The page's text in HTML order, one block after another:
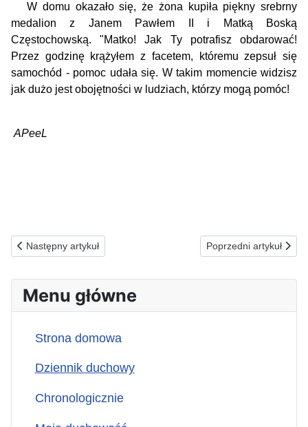
W domu okazało się, że żona kupiła piękny srebrny
medalion z Janem Pawłem II i Matką Boską
Częstochowską. "Matko! Jak Ty potrafisz obdarować!
Przez godzinę krążyłem z facetem, któremu zepsuł się
samochód - pomoc udała się. W takim momencie widzisz
jak dużo jest obojętności w ludziach, którzy mogą pomóc!
APeeL
Poprzednia strona: 10.02.1991(n) Najważniejsza jest modlitwa...
Następny artykuł Następna strona:
Poprzedni artykuł
Menu główne
Strona domowa
Dziennik duchowy
Chronologicznie